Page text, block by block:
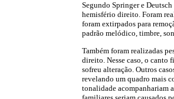
Segundo Springer e
hemisfério direito. Foram
foram extirpados para
padrão melódico, timbre,
Também foram realizadas
direito. Nesse caso, o canto
sofreu alteração. Outros
revelando um quadro mais
tonalidade acompanhariam